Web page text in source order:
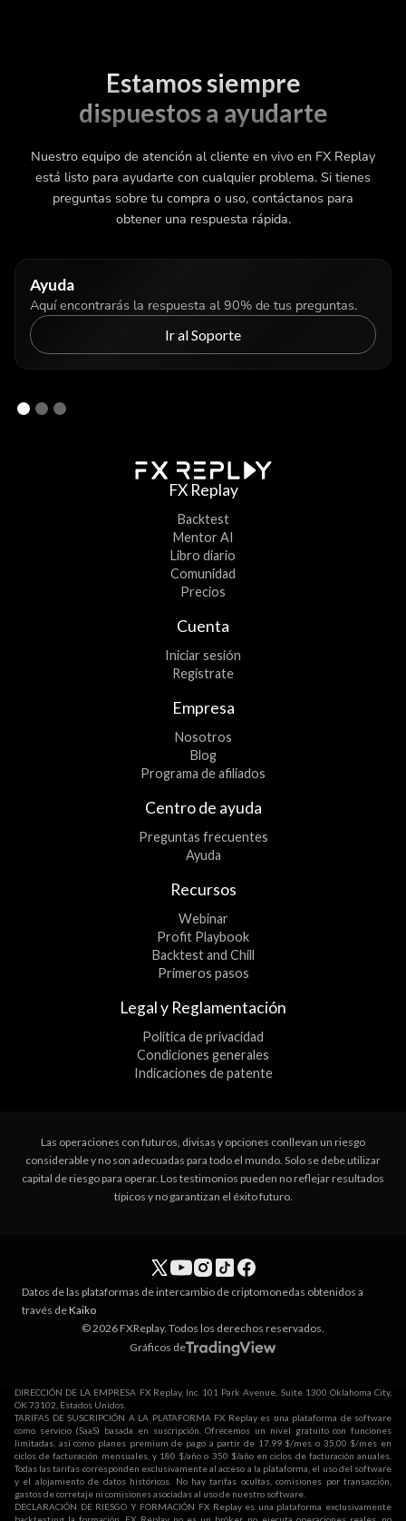
Estamos siempre
dispuestos a ayudarte
Nuestro equipo de atención al cliente en vivo en FX Replay
está listo para ayudarte con cualquier problema. Si tienes
preguntas sobre tu compra o uso, contáctanos para
obtener una respuesta rápida.
Ayuda
Aquí encontrarás la respuesta al 90% de tus preguntas.
Ir al Soporte
FX Replay
Backtest
Mentor AI
Libro diario
Comunidad
Precios
Cuenta
Iniciar sesión
Regístrate
Empresa
Nosotros
Blog
Programa de afiliados
Centro de ayuda
Preguntas frecuentes
Ayuda
Recursos
Webinar
Profit Playbook
Backtest and Chill
Primeros pasos
Legal y Reglamentación
Política de privacidad
Condiciones generales
Indicaciones de patente
Las operaciones con futuros, divisas y opciones conllevan un riesgo
considerable y no son adecuadas para todo el mundo. Solo se debe utilizar
capital de riesgo para operar. Los testimonios pueden no reflejar resultados
típicos y no garantizan el éxito futuro.
Datos de las plataformas de intercambio de criptomonedas obtenidos a
través deKaiko
© 2026 FXReplay. Todos los derechos reservados.
Gráficos de
DIRECCIÓN DE LA EMPRESA FX Replay, Inc. 101 Park Avenue, Suite 1300 Oklahoma City,
OK 73102, Estados Unidos.
TARIFAS DE SUSCRIPCIÓN A LA PLATAFORMA FX Replay es una plataforma de software
como servicio (SaaS) basada en suscripción. Ofrecemos un nivel gratuito con funciones
limitadas, así como planes premium de pago a partir de 17,99 $/mes o 35,00 $/mes en
ciclos de facturación mensuales, y 180 $/año o 350 $/año en ciclos de facturación anuales.
Todas las tarifas corresponden exclusivamente al acceso a la plataforma, el uso del software
y el alojamiento de datos históricos. No hay tarifas ocultas, comisiones por transacción,
gastos de corretaje ni comisiones asociadas al uso de nuestro software.
DECLARACIÓN DE RIESGO Y FORMACIÓN FX Replay es una plataforma exclusivamente